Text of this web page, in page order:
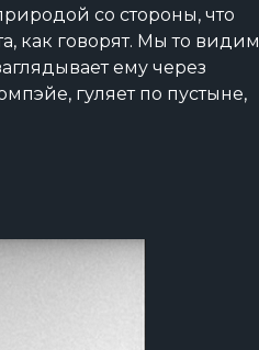
со стороны, что
как говорят. Мы то видим
ему через
гуляет по пустыне,